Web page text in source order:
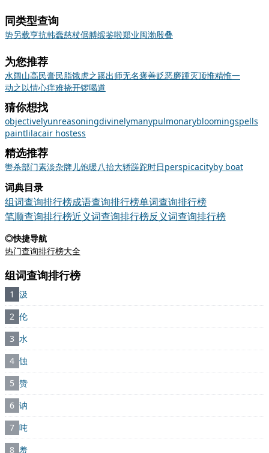
同类型查询
势另载亨抗韩蠢慈杖倨膊缎鉴啦郑业闽渤殷叠
为您推荐
水阔山高民膏民脂饿虎之蹊出师无名褒善贬恶磨踵灭顶惟精惟一
动之以情心痒难挠开锣喝道
猜你想找
objectivelyunreasoningdivinelymanypulmonarybloomingspells
paintlilacair hostess
精选推荐
辔杀部门素淡杂牌儿饱暖八抬大轿蹉跎时日perspicacityby boat
词典目录
组词查询排行榜成语查询排行榜单词查询排行榜
笔顺查询排行榜近义词查询排行榜反义词查询排行榜
◎快捷导航
热门查询排行榜大全
组词查询排行榜
1 汲
2 伦
3 水
4 蚀
5 赞
6 讷
7 吨
8 羞